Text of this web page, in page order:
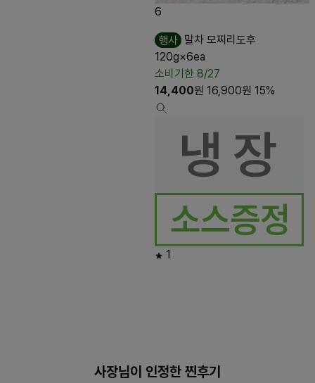
6
행사 말차 모찌리도후
120g×6ea
소비기한 8/27
14,400원 16,900원 15%
1
사장님이 인정한 찐후기